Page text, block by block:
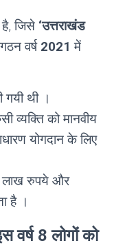
जिसे ‘उत्तराखंड
वर्ष 2021 में
गयी थी ।
व्यक्ति को मानवीय
योगदान के लिए
लाख रुपये और
है ।
वर्ष 8 लोगों को